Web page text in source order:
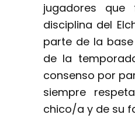
jugadores
disciplina del
parte de la base
de la
consenso por
siempre
chico/a y de su